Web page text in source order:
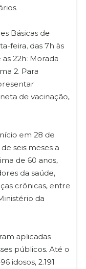
Básicas de
feira, das 7h às
22h: Morada
2. Para
de vacinação,
em 28 de
seis meses a
de 60 anos,
da saúde,
crônicas, entre
da
aplicadas
públicos. Até o
idosos, 2.191